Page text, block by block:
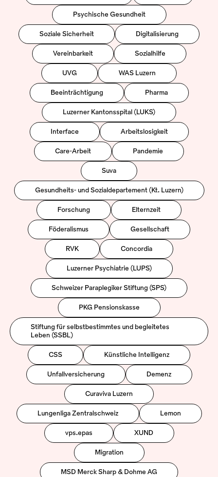
Psychische Gesundheit
Soziale Sicherheit Digitalisierung
Vereinbarkeit Sozialhilfe
UVG WAS Luzern
Beeinträchtigung Pharma
Luzerner Kantonsspital (LUKS)
Interface Arbeitslosigkeit
Care-Arbeit Pandemie
Suva
Gesundheits- und Sozialdepartement (Kt. Luzern)
Forschung Elternzeit
Föderalismus Gesellschaft
RVK Concordia
Luzerner Psychiatrie (LUPS)
Schweizer Paraplegiker Stiftung (SPS)
PKG Pensionskasse
Stiftung für selbstbestimmtes und begleitetes
Leben (SSBL)
CSS Künstliche Intelligenz
Unfallversicherung Demenz
Curaviva Luzern
Lungenliga Zentralschweiz Lemon
vps.epas XUND
Migration
MSD Merck Sharp & Dohme AG